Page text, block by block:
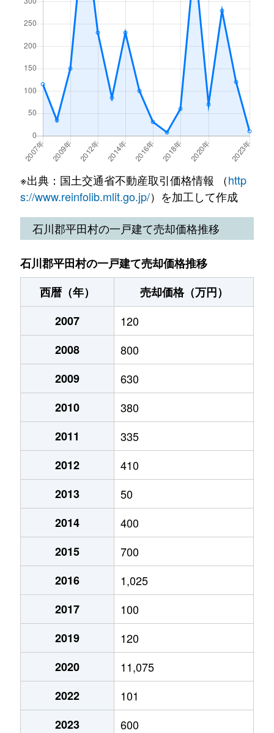
※出典：国土交通省不動産取引価格情報 （http
s://www.reinfolib.mlit.go.jp/）を加工して作成
石川郡平田村の一戸建て売却価格推移
石川郡平田村の一戸建て売却価格推移
西暦（年）
売却価格（万円）
2007
120
2008
800
2009
630
2010
380
2011
335
2012
410
2013
50
2014
400
2015
700
2016
1,025
2017
100
2019
120
2020
11,075
2022
101
2023
600